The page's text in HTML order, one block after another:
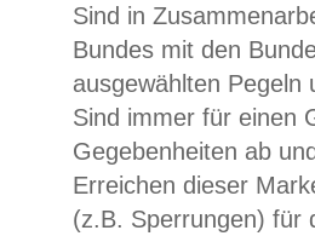
Sind in
Bundes mit den
ausgewählten
Sind immer für einen
Gegebenheiten ab
Erreichen dieser
(z.B. Sperrungen) für